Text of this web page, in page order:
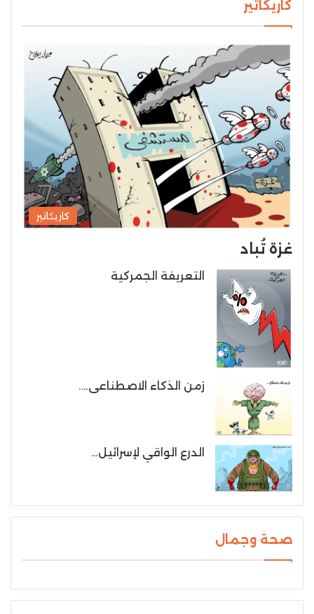
كاريكاتير
كاريكاتير
غزة تُباد
التعريفة الجمركية
زمن الذكاء الاصطناعى….
الدرع الواقي لإسرائيل…
صحة وجمال